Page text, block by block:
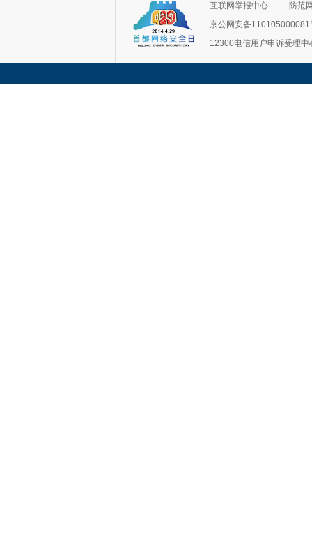
互联网举报中心
防范
京公网安备110105000081
12300电信用户申诉受理中